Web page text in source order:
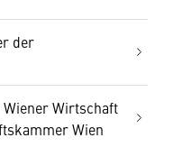
der
Wirtschaft
Wien